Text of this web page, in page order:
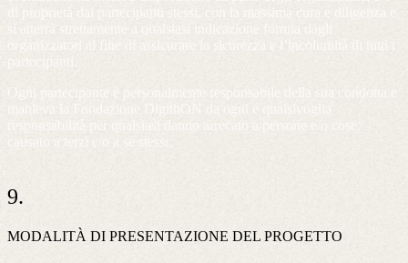
di proprietà dai partecipanti stessi, con la massima cura e diligenza e
si atterrà strettamente a qualsiasi indicazione fornita dagli
organizzatori al fine di assicurare la sicurezza e l’incolumità di tutti i
partecipanti.
Ogni partecipante è personalmente responsabile della sua condotta e
manleva la Fondazione DigithON da ogni e qualsivoglia
responsabilità per qualsiasi danno arrecato a persone e/o cose,
causato a terzi e/o a sé stessi.
9.
MODALITÀ DI PRESENTAZIONE DEL PROGETTO